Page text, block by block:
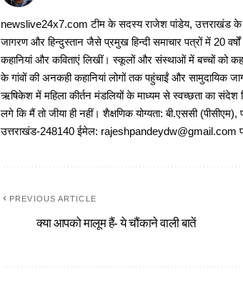
newslive24x7.com टीम के सदस्य राजेश पांडेय, उत्तराखंड के
जागरण और हिन्दुस्तान जैसे प्रमुख हिन्दी समाचार पत्रों में 20
कहानियां और कविताएं लिखीं। स्कूलों और संस्थाओं में बच्चों को
के गांवों की अनकही कहानियां लोगों तक पहुंचाईं और
ऋषिकेश में महिला कीर्तन मंडलियों के माध्यम से स्वच्छता का संदेश
लगे कि मैं तो जीया ही नहीं। शैक्षणिक योग्यता: बी.एससी
उत्तराखंड-248140 ईमेल: rajeshpandeydw@gmail.com
PREVIOUS ARTICLE
क्या आपको मालूम हैं- ये चौंकाने वाली बातें